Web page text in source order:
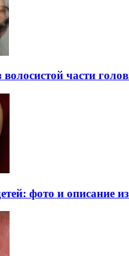
части
фото и описание